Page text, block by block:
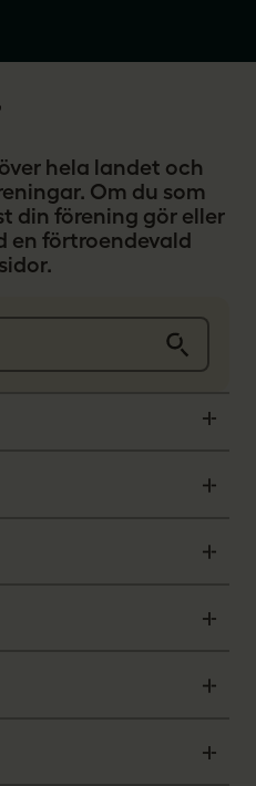
hela landet och
Om du som
din förening gör eller
en förtroendevald